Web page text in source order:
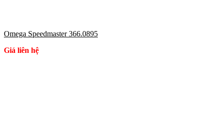
Omega Speedmaster 366.0895
Giá liên hệ